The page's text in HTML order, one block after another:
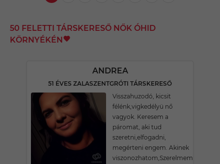
50 FELETTI TÁRSKERESŐ NŐK ÓHID
KÖRNYÉKÉN
ANDREA
51 ÉVES ZALASZENTGRÓTI TÁRSKERESŐ
Visszahuzodó, kicsit
félénk,vigkedélyü nő
vagyok. Keresem a
páromat, aki tud
szeretni,elfogadni,
megérteni engem. Akinek